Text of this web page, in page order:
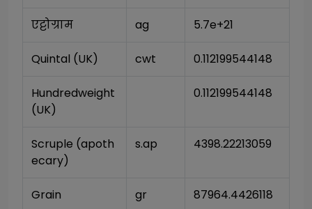
एट्टोग्राम ag 5.7e+21
Quintal (UK) cwt 0.112199544148
Hundredweight
(UK)
0.112199544148
Scruple (apoth
ecary)
s.ap 4398.22213059
Grain gr 87964.4426118